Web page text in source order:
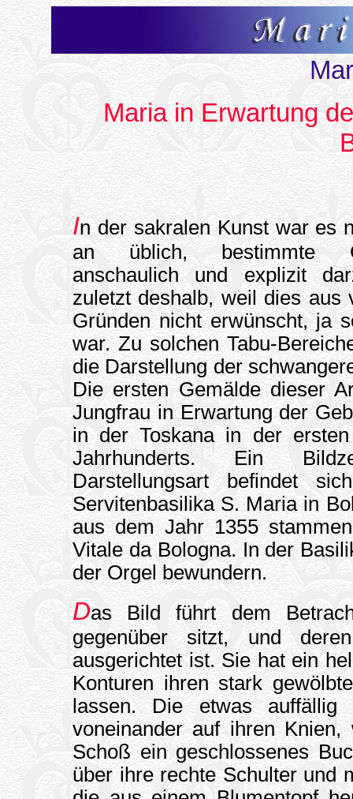
Maria in Erwartung
In der sakralen Kunst war es
an üblich, bestimmte
anschaulich und explizit
zuletzt deshalb, weil dies aus
Gründen nicht erwünscht, ja
war. Zu solchen Tabu-
die Darstellung der
Die ersten Gemälde dieser
Jungfrau in Erwartung der
in der Toskana in der
Jahrhunderts. Ein
Darstellungsart befindet
Servitenbasilika S. Maria in
aus dem Jahr 1355
Vitale da Bologna. In der
der Orgel bewundern.
Das Bild führt dem
gegenüber sitzt, und
ausgerichtet ist. Sie hat ein
Konturen ihren stark
lassen. Die etwas
voneinander auf ihren
Schoß ein geschlossenes
über ihre rechte Schulter und